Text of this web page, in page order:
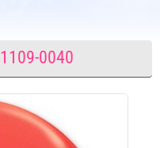
1109-0040